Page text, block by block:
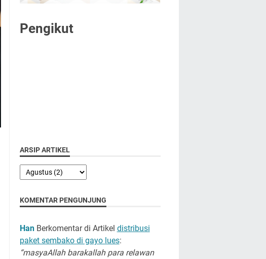
Pengikut
ARSIP ARTIKEL
KOMENTAR PENGUNJUNG
HanBerkomentar di Artikel distribusi
paket sembako di gayo lues:
“masyaAllah barakallah para relawan